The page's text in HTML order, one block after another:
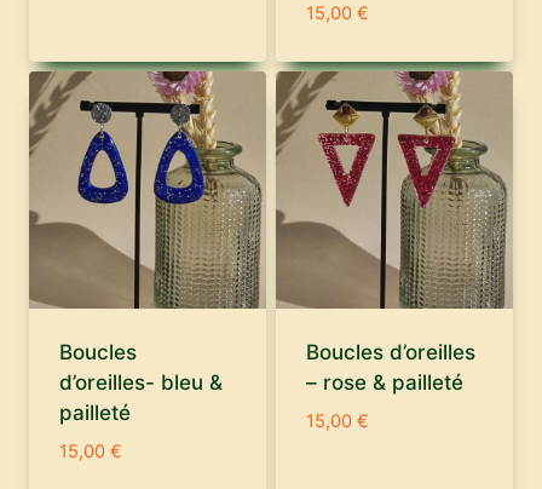
15,00 €
Boucles
d’oreilles- bleu &
pailleté
15,00 €
Boucles d’oreilles
– rose & pailleté
15,00 €